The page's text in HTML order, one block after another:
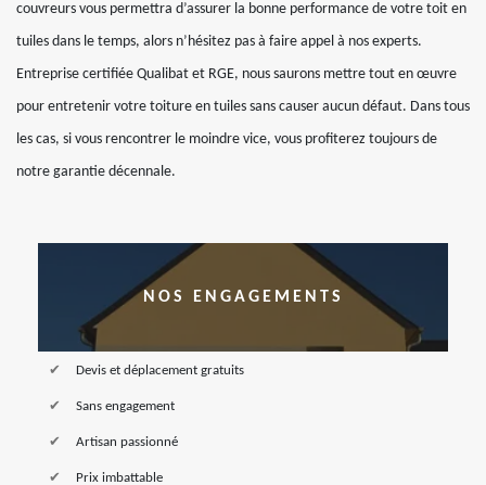
couvreurs vous permettra d’assurer la bonne performance de votre toit en
tuiles dans le temps, alors n’hésitez pas à faire appel à nos experts.
Entreprise certifiée Qualibat et RGE, nous saurons mettre tout en œuvre
pour entretenir votre toiture en tuiles sans causer aucun défaut. Dans tous
les cas, si vous rencontrer le moindre vice, vous profiterez toujours de
notre garantie décennale.
NOS ENGAGEMENTS
Devis et déplacement gratuits
Sans engagement
Artisan passionné
Prix imbattable